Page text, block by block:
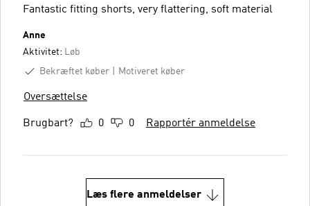
Fantastic fitting shorts, very flattering, soft material
Anne
Aktivitet:
Løb
Bekræftet køber
Motiveret køber
Oversættelse
Brugbart? 0 0 Rapportér anmeldelse
Læs flere anmeldelser